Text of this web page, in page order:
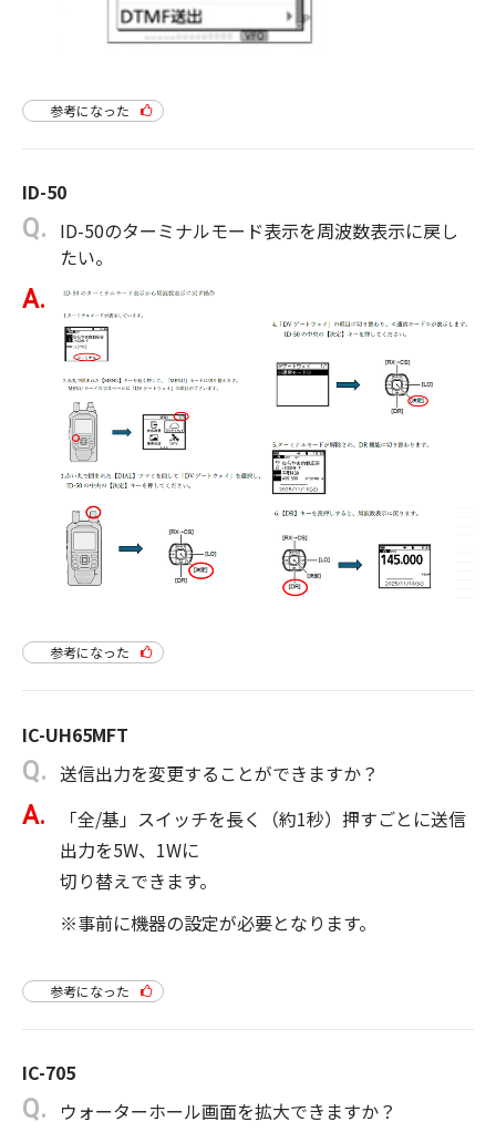
参考になった
ID-50
ID-50のターミナルモード表示を周波数表示に戻し
たい。
参考になった
IC-UH65MFT
送信出力を変更することができますか？
「全/基」スイッチを長く（約1秒）押すごとに送信
出力を5W、1Wに
切り替えできます。
※事前に機器の設定が必要となります。
参考になった
IC-705
ウォーターホール画面を拡大できますか？